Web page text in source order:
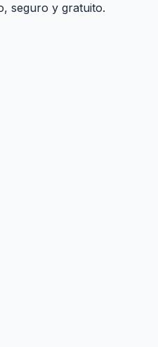
seguro y gratuito.